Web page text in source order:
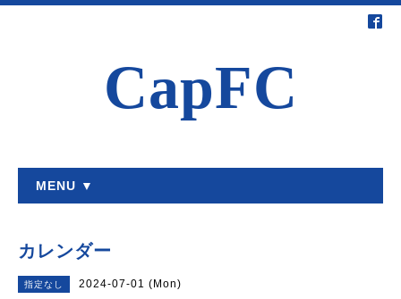
CapFC
MENU ▼
カレンダー
指定なし 2024-07-01 (Mon)